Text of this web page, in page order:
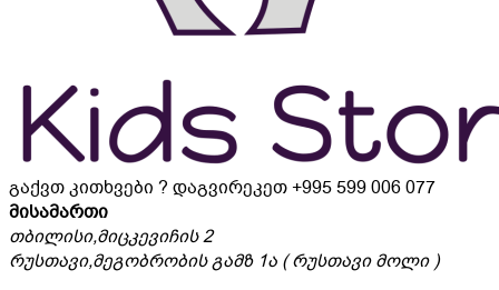
გაქვთ კითხვები ? დაგვირეკეთ+995 599 006 077
მისამართი
თბილისი,მიცკევიჩის 2
რუსთავი,მეგობრობის გამზ 1ა ( რუსთავი მოლი )